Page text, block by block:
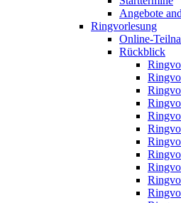
Angebote
Ringvorlesung
Online-
Rückblick